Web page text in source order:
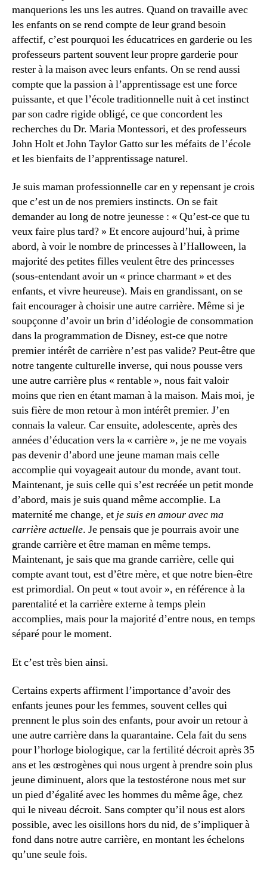
manquerions les uns les autres. Quand on travaille avec
les enfants on se rend compte de leur grand besoin
affectif, c’est pourquoi les éducatrices en garderie ou les
professeurs partent souvent leur propre garderie pour
rester à la maison avec leurs enfants. On se rend aussi
compte que la passion à l’apprentissage est une force
puissante, et que l’école traditionnelle nuit à cet instinct
par son cadre rigide obligé, ce que concordent les
recherches du Dr. Maria Montessori, et des professeurs
John Holt et John Taylor Gatto sur les méfaits de l’école
et les bienfaits de l’apprentissage naturel.
Je suis maman professionnelle car en y repensant je crois
que c’est un de nos premiers instincts. On se fait
demander au long de notre jeunesse : « Qu’est-ce que tu
veux faire plus tard? » Et encore aujourd’hui, à prime
abord, à voir le nombre de princesses à l’Halloween, la
majorité des petites filles veulent être des princesses
(sous-entendant avoir un « prince charmant » et des
enfants, et vivre heureuse). Mais en grandissant, on se
fait encourager à choisir une autre carrière. Même si je
soupçonne d’avoir un brin d’idéologie de consommation
dans la programmation de Disney, est-ce que notre
premier intérêt de carrière n’est pas valide? Peut-être que
notre tangente culturelle inverse, qui nous pousse vers
une autre carrière plus « rentable », nous fait valoir
moins que rien en étant maman à la maison. Mais moi, je
suis fière de mon retour à mon intérêt premier. J’en
connais la valeur. Car ensuite, adolescente, après des
années d’éducation vers la « carrière », je ne me voyais
pas devenir d’abord une jeune maman mais celle
accomplie qui voyageait autour du monde, avant tout.
Maintenant, je suis celle qui s’est recréée un petit monde
d’abord, mais je suis quand même accomplie. La
maternité me change, et je suis en amour avec ma
carrière actuelle. Je pensais que je pourrais avoir une
grande carrière et être maman en même temps.
Maintenant, je sais que ma grande carrière, celle qui
compte avant tout, est d’être mère, et que notre bien-être
est primordial. On peut « tout avoir », en référence à la
parentalité et la carrière externe à temps plein
accomplies, mais pour la majorité d’entre nous, en temps
séparé pour le moment.
Et c’est très bien ainsi.
Certains experts affirment l’importance d’avoir des
enfants jeunes pour les femmes, souvent celles qui
prennent le plus soin des enfants, pour avoir un retour à
une autre carrière dans la quarantaine. Cela fait du sens
pour l’horloge biologique, car la fertilité décroit après 35
ans et les œstrogènes qui nous urgent à prendre soin plus
jeune diminuent, alors que la testostérone nous met sur
un pied d’égalité avec les hommes du même âge, chez
qui le niveau décroit. Sans compter qu’il nous est alors
possible, avec les oisillons hors du nid, de s’impliquer à
fond dans notre autre carrière, en montant les échelons
qu’une seule fois.